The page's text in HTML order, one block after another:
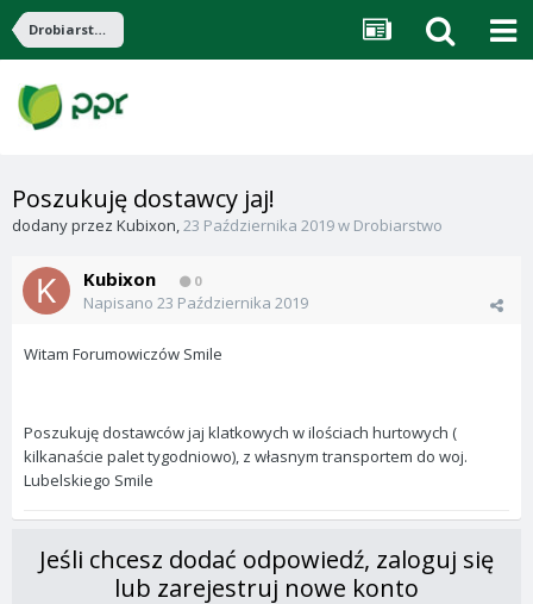
Drobiarstwo
Poszukuję dostawcy jaj!
dodany przez Kubixon,23 Października 2019w Drobiarstwo
Kubixon 0
Napisano 23 Października 2019
Witam Forumowiczów Smile
Poszukuję dostawców jaj klatkowych w ilościach hurtowych (
kilkanaście palet tygodniowo), z własnym transportem do woj.
Lubelskiego Smile
Jeśli chcesz dodać odpowiedź, zaloguj się
lub zarejestruj nowe konto